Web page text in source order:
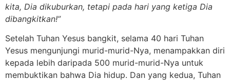
kita, Dia dikuburkan, tetapi pada hari yang ketiga Dia
dibangkitkan!”
Setelah Tuhan Yesus bangkit, selama 40 hari Tuhan
Yesus mengunjungi murid-murid-Nya, menampakkan diri
kepada lebih daripada 500 murid-murid-Nya untuk
membuktikan bahwa Dia hidup. Dan yang kedua, Tuhan